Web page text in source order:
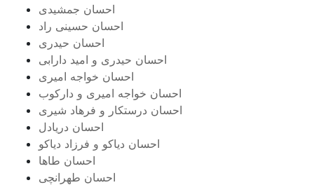
احسان جمشیدی
احسان حسینی راد
احسان حیدری
احسان حیدری و امید دارابی
احسان خواجه امیری
احسان خواجه امیری و دارکوب
احسان درستكار و فرهاد شيرى
احسان دریادل
احسان دیاکو و فرزاد دیاکو
احسان طاها
احسان طهرانچی